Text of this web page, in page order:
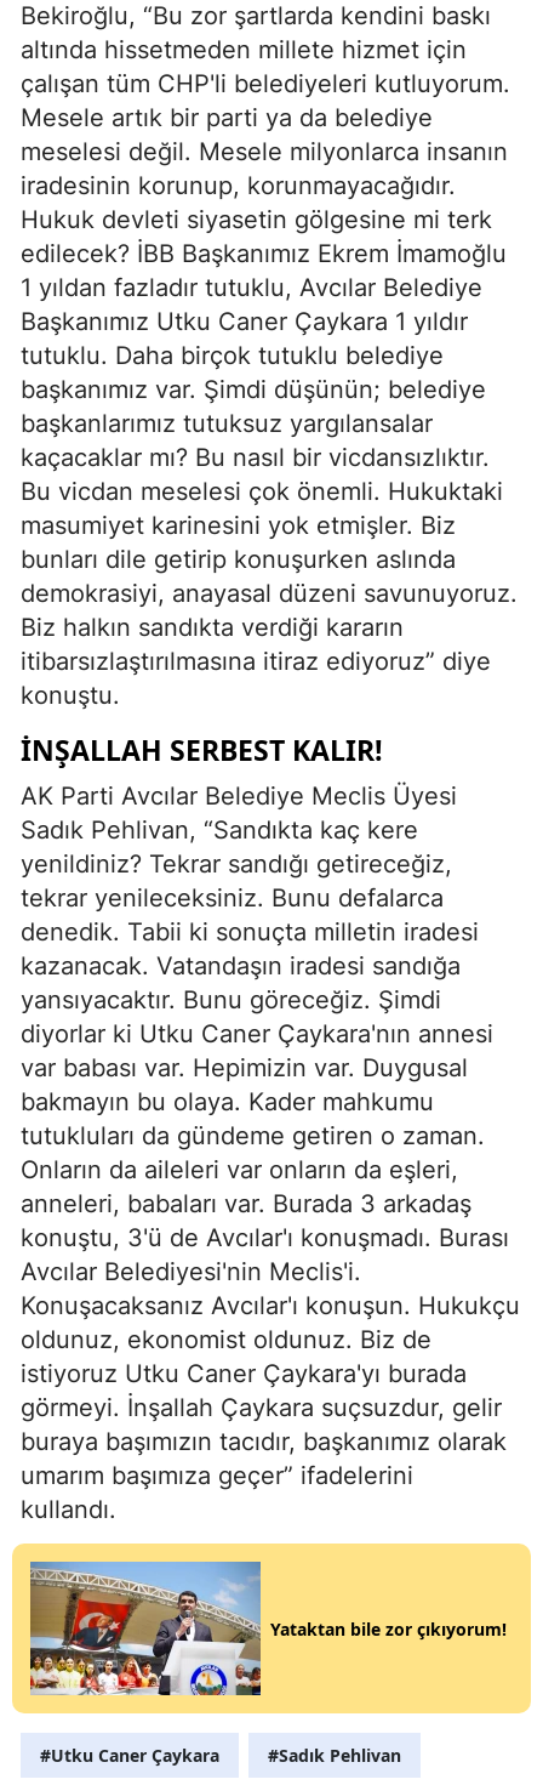
Bekiroğlu, “Bu zor şartlarda kendini baskı
altında hissetmeden millete hizmet için
çalışan tüm CHP'li belediyeleri kutluyorum.
Mesele artık bir parti ya da belediye
meselesi değil. Mesele milyonlarca insanın
iradesinin korunup, korunmayacağıdır.
Hukuk devleti siyasetin gölgesine mi terk
edilecek? İBB Başkanımız Ekrem İmamoğlu
1 yıldan fazladır tutuklu, Avcılar Belediye
Başkanımız Utku Caner Çaykara 1 yıldır
tutuklu. Daha birçok tutuklu belediye
başkanımız var. Şimdi düşünün; belediye
başkanlarımız tutuksuz yargılansalar
kaçacaklar mı? Bu nasıl bir vicdansızlıktır.
Bu vicdan meselesi çok önemli. Hukuktaki
masumiyet karinesini yok etmişler. Biz
bunları dile getirip konuşurken aslında
demokrasiyi, anayasal düzeni savunuyoruz.
Biz halkın sandıkta verdiği kararın
itibarsızlaştırılmasına itiraz ediyoruz” diye
konuştu.
İNŞALLAH SERBEST KALIR!
AK Parti Avcılar Belediye Meclis Üyesi
Sadık Pehlivan, “Sandıkta kaç kere
yenildiniz? Tekrar sandığı getireceğiz,
tekrar yenileceksiniz. Bunu defalarca
denedik. Tabii ki sonuçta milletin iradesi
kazanacak. Vatandaşın iradesi sandığa
yansıyacaktır. Bunu göreceğiz. Şimdi
diyorlar ki Utku Caner Çaykara'nın annesi
var babası var. Hepimizin var. Duygusal
bakmayın bu olaya. Kader mahkumu
tutukluları da gündeme getiren o zaman.
Onların da aileleri var onların da eşleri,
anneleri, babaları var. Burada 3 arkadaş
konuştu, 3'ü de Avcılar'ı konuşmadı. Burası
Avcılar Belediyesi'nin Meclis'i.
Konuşacaksanız Avcılar'ı konuşun. Hukukçu
oldunuz, ekonomist oldunuz. Biz de
istiyoruz Utku Caner Çaykara'yı burada
görmeyi. İnşallah Çaykara suçsuzdur, gelir
buraya başımızın tacıdır, başkanımız olarak
umarım başımıza geçer” ifadelerini
kullandı.
Yataktan bile zor çıkıyorum!
#Utku Caner Çaykara #Sadık Pehlivan